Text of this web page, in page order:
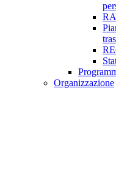
Organizzazione